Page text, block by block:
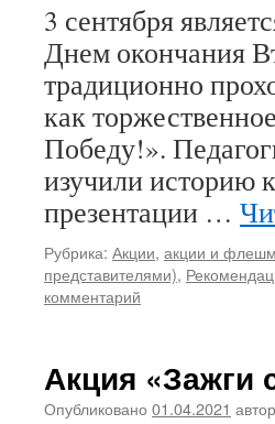
3 сентября
Днем окончания
традиционно
как
Победу!».
изучили историю
презентации …
Рубрика: Акции, акции и
представителями),
комментарий
Акция «Зажги
Опубликовано 01.04.2021